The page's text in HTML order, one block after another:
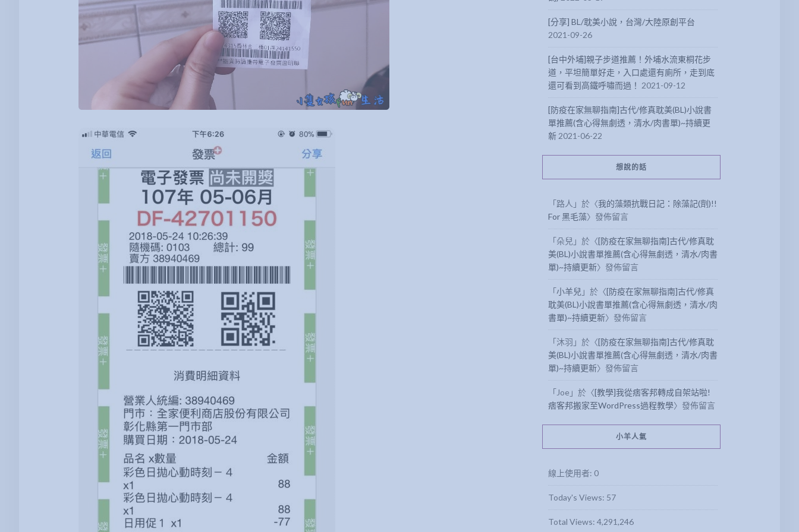
[分享] BL/耽美小說，台灣/大陸原創平台
2021-09-26
[台中外埔]親子步道推薦！外埔水流東桐花步
道，平坦簡單好走，入口處還有廁所，走到底
還可看到高鐵呼嘯而過！ 2021-09-12
[防疫在家無聊指南]古代/修真耽美(BL)小說書
單推薦(含心得無劇透，清水/肉書單)~持續更
新 2021-06-22
想說的話
「路人 」於〈我的藻類抗戰日記：除藻記(劑)!!
For 黑毛藻〉發佈留言
「朵兒 」於〈[防疫在家無聊指南]古代/修真耽
美(BL)小說書單推薦(含心得無劇透，清水/肉書
單)~持續更新〉發佈留言
「小羊兒 」於〈[防疫在家無聊指南]古代/修真
耽美(BL)小說書單推薦(含心得無劇透，清水/肉
書單)~持續更新〉發佈留言
「沐羽 」於〈[防疫在家無聊指南]古代/修真耽
美(BL)小說書單推薦(含心得無劇透，清水/肉書
單)~持續更新〉發佈留言
「Joe 」於〈[教學]我從痞客邦轉成自架站啦!
痞客邦搬家至WordPress過程教學〉發佈留言
小羊人氣
線上使用者: 0
Today's Views: 57
Total Views: 4,291,246